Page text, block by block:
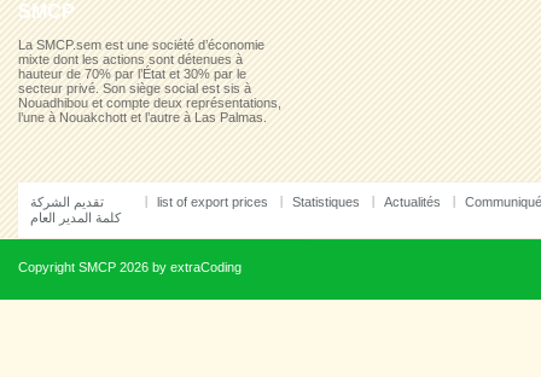
SMCP
La SMCP.sem est une société d’économie
mixte dont les actions sont détenues à
hauteur de 70% par l’État et 30% par le
secteur privé. Son siège social est sis à
Nouadhibou et compte deux représentations,
l’une à Nouakchott et l’autre à Las Palmas.
تقديم الشركة
كلمة المدير العام
list of export prices Statistiques Actualités
Copyright SMCP 2026 by extraCoding